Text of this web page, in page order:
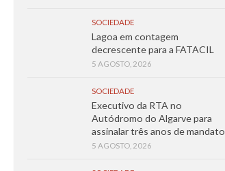
SOCIEDADE
Lagoa em contagem
decrescente para a FATACIL
5 AGOSTO, 2026
SOCIEDADE
Executivo da RTA no
Autódromo do Algarve para
assinalar três anos de mandato
5 AGOSTO, 2026